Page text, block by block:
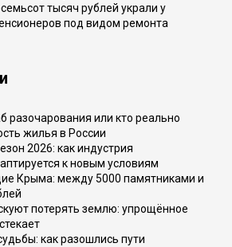
тысяч рублей украли у
под видом ремонта
разочарования или кто реально
жилья в России
2026: как индустрия
к новым условиям
Крыма: между 5000 памятниками и
потерять землю: упрощённое
как разошлись пути